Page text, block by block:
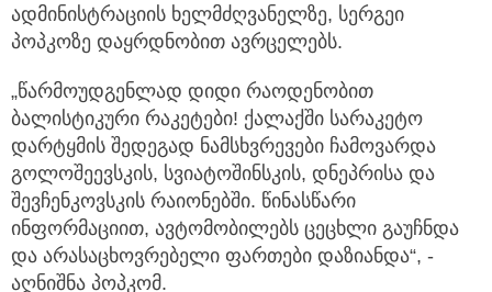
ადმინისტრაციის ხელმძღვანელზე, სერგეი
პოპკოზე დაყრდნობით ავრცელებს.
„წარმოუდგენლად დიდი რაოდენობით
ბალისტიკური რაკეტები! ქალაქში სარაკეტო
დარტყმის შედეგად ნამსხვრევები ჩამოვარდა
გოლოშეევსკის, სვიატოშინსკის, დნეპრისა და
შევჩენკოვსკის რაიონებში. წინასწარი
ინფორმაციით, ავტომობილებს ცეცხლი გაუჩნდა
და არასაცხოვრებელი ფართები დაზიანდა“, -
აღნიშნა პოპკომ.